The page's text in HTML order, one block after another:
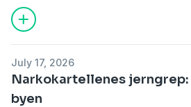
July 17, 2026
Narkokartellenes jerngrep:
byen